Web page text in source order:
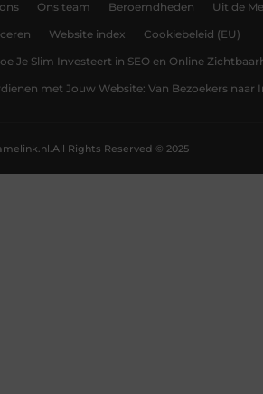
Ons team Beroemdheden Uit de
Website index Cookiebeleid (EU)
Je Slim Investeert in SEO en Online
met Jouw Website: Van Bezoekers naar
All Rights Reserved © 2025